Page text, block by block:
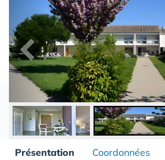
Présentation Coordonnées